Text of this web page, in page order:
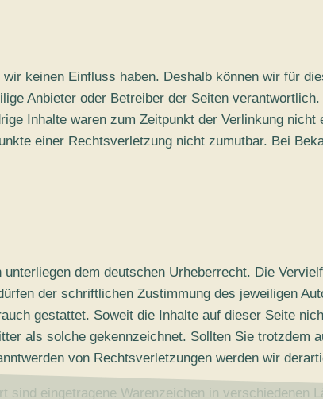
keinen Einfluss haben. Deshalb können wir für
Anbieter oder Betreiber der Seiten
Inhalte waren zum Zeitpunkt der Verlinkung nicht
einer Rechtsverletzung nicht zumutbar. Bei
dem deutschen Urheberrecht. Die
der schriftlichen Zustimmung des jeweiligen
gestattet. Soweit die Inhalte auf dieser Seite
als solche gekennzeichnet. Sollten Sie trotzdem
von Rechtsverletzungen werden wir
sind eingetragene Warenzeichen in verschiedenen